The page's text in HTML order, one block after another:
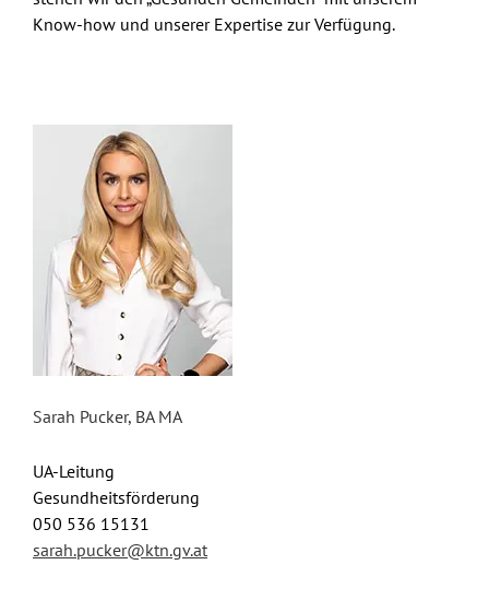
Know-how und unserer Expertise zur Verfügung.
Sarah Pucker, BA MA
UA-Leitung
Gesundheitsförderung
050 536 15131
sarah.pucker@ktn.gv.at